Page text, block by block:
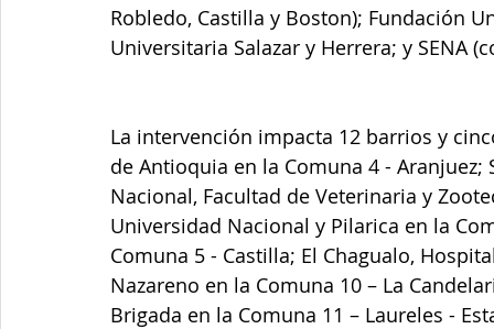
Robledo, Castilla y Boston); Fundación
Universitaria Salazar y Herrera; y SENA
La intervención impacta 12 barrios y
de Antioquia en la Comuna 4 -
Nacional, Facultad de Veterinaria y
Universidad Nacional y Pilarica en la
Comuna 5 - Castilla; El Chagualo,
Nazareno en la Comuna 10 – La
Brigada en la Comuna 11 – Laureles -